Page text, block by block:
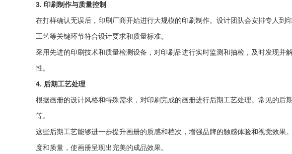
3. 印刷制作与质量控制
在打样确认无误后，印刷厂商开始进行大规模的印刷制作。设计团队会安排专人到
工艺等关键环节符合设计要求和质量标准。
采用先进的印刷技术和质量检测设备，对印刷品进行实时监测和抽检，及时发现并
性。
4. 后期工艺处理
根据画册的设计风格和特殊需求，对印刷完成的画册进行后期工艺处理。常见的后
等。
这些后期工艺能够进一步提升画册的质感和档次，增强品牌的触感体验和视觉效果
度和质量，使画册呈现出完美的成品效果。